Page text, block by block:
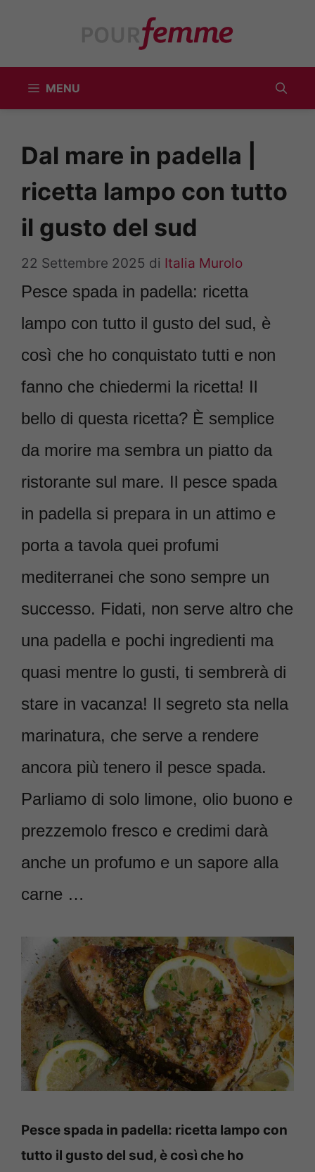
MENU
Dal mare in padella |
ricetta lampo con tutto
il gusto del sud
22 Settembre 2025 di Italia Murolo
Pesce spada in padella: ricetta
lampo con tutto il gusto del sud, è
così che ho conquistato tutti e non
fanno che chiedermi la ricetta! Il
bello di questa ricetta? È semplice
da morire ma sembra un piatto da
ristorante sul mare. Il pesce spada
in padella si prepara in un attimo e
porta a tavola quei profumi
mediterranei che sono sempre un
successo. Fidati, non serve altro che
una padella e pochi ingredienti ma
quasi mentre lo gusti, ti sembrerà di
stare in vacanza! Il segreto sta nella
marinatura, che serve a rendere
ancora più tenero il pesce spada.
Parliamo di solo limone, olio buono e
prezzemolo fresco e credimi darà
anche un profumo e un sapore alla
carne …
Pesce spada in padella: ricetta lampo con
tutto il gusto del sud, è così che ho